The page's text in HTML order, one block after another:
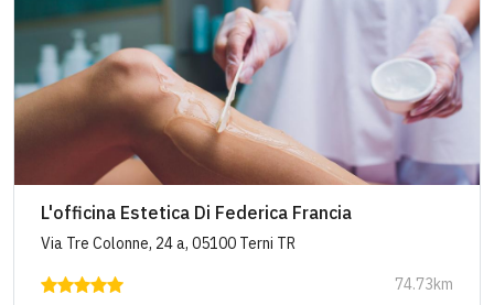
L'officina Estetica Di Federica Francia
Via Tre Colonne, 24 a, 05100 Terni TR
74.73km